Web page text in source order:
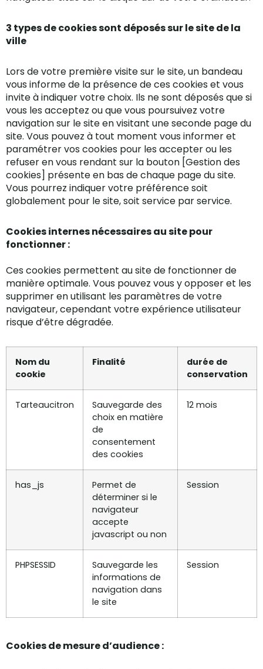
3 types de cookies sont déposés sur le site de la
ville
Lors de votre première visite sur le site, un bandeau
vous informe de la présence de ces cookies et vous
invite à indiquer votre choix. Ils ne sont déposés que si
vous les acceptez ou que vous poursuivez votre
navigation sur le site en visitant une seconde page du
site. Vous pouvez à tout moment vous informer et
paramétrer vos cookies pour les accepter ou les
refuser en vous rendant sur la bouton [Gestion des
cookies] présente en bas de chaque page du site.
Vous pourrez indiquer votre préférence soit
globalement pour le site, soit service par service.
Cookies internes nécessaires au site pour
fonctionner :
Ces cookies permettent au site de fonctionner de
manière optimale. Vous pouvez vous y opposer et les
supprimer en utilisant les paramètres de votre
navigateur, cependant votre expérience utilisateur
risque d’être dégradée.
Nom du
cookie
Finalité
durée de
conservation
Tarteaucitron
Sauvegarde des
choix en matière
de
consentement
des cookies
12 mois
has_js
Permet de
déterminer si le
navigateur
accepte
javascript ou non
Session
PHPSESSID
Sauvegarde les
informations de
navigation dans
le site
Session
Cookies de mesure d’audience :